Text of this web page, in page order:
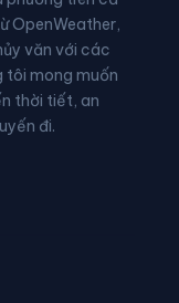
Thọ
Bình
OpenWeather,
văn với các
tôi mong muốn
thời tiết, an
đi.